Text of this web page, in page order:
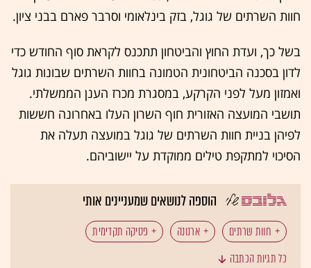
חוות השרתים של גוגל, בזק בינלאומי וסרבר פארם בבני ציון.
בשל כך, ועדת החוץ והביטחון תתכנס לקראת סוף החודש כדי
לדון בסכנה הביטחונית הטמונה בחוות השרתים שבונות גוגל
ואמזון מעל לפני הקרקע, במסגרת מכרז הענן הממשלתי.
תושבי המועצה האזורית חוף השרון העלו באחרונה חששות
לפיהן בניית חוות השרתים של גוגל במועצה תעלה את
הסיכוי למתקפת טילים ממוקדת על יישוביהם.
הוספה לנושאים שמעניינים אותי
חוות שרתים ארנונה פסיקה תקדימית
כל תגיות הכתבה